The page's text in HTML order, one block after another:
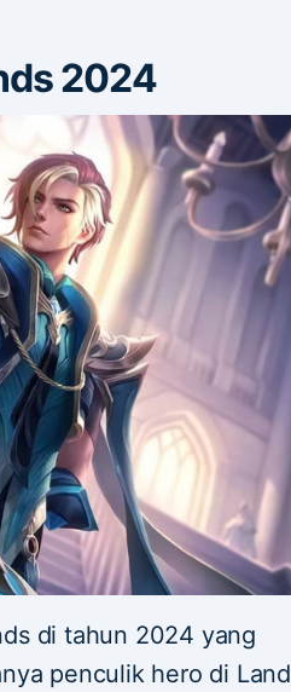
2024
di tahun 2024 yang
penculik hero di Land